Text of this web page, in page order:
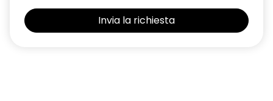
Sedili con sistema isofix